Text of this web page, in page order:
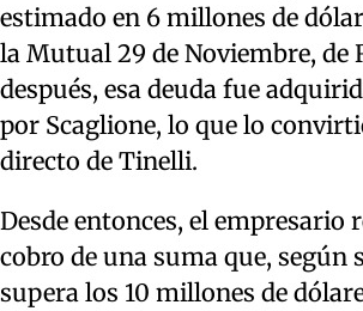
estimado en 6 millones de
la Mutual 29 de Noviembre, de
después, esa deuda fue
por Scaglione, lo que lo
directo de Tinelli.
Desde entonces, el empresario
cobro de una suma que, según
supera los 10 millones de